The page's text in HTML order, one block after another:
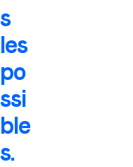
s
les
po
ssi
ble
s.